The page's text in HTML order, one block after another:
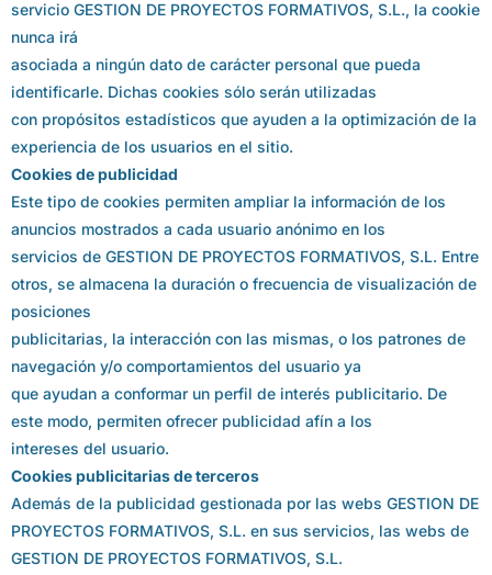
servicio GESTION DE PROYECTOS FORMATIVOS, S.L., la cookie
nunca irá
asociada a ningún dato de carácter personal que pueda
identificarle. Dichas cookies sólo serán utilizadas
con propósitos estadísticos que ayuden a la optimización de la
experiencia de los usuarios en el sitio.
Cookies de publicidad
Este tipo de cookies permiten ampliar la información de los
anuncios mostrados a cada usuario anónimo en los
servicios de GESTION DE PROYECTOS FORMATIVOS, S.L. Entre
otros, se almacena la duración o frecuencia de visualización de
posiciones
publicitarias, la interacción con las mismas, o los patrones de
navegación y/o comportamientos del usuario ya
que ayudan a conformar un perfil de interés publicitario. De
este modo, permiten ofrecer publicidad afín a los
intereses del usuario.
Cookies publicitarias de terceros
Además de la publicidad gestionada por las webs GESTION DE
PROYECTOS FORMATIVOS, S.L. en sus servicios, las webs de
GESTION DE PROYECTOS FORMATIVOS, S.L.